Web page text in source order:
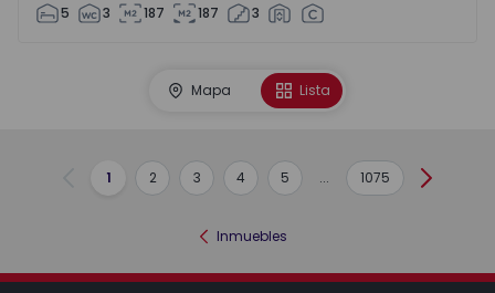
5 3 187 187 3
Mapa Lista
Anterior
1 2 3 4 5 ... 1075
Inmuebles